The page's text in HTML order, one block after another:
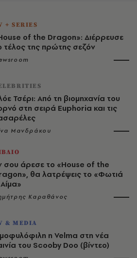
+ SERIES
of the Dragon»: Διέρρευσε
τέλος της πρώτης σεζόν
Τσέρι: Από τη βιομηχανία του
στη σειρά Euphoria και τις
Μανδράκου
σου άρεσε το «House of the
θα λατρέψεις το «Φωτιά
Καραθάνος
& MEDIA
η Velma στη νέα
του Scooby Doo (βίντεο)